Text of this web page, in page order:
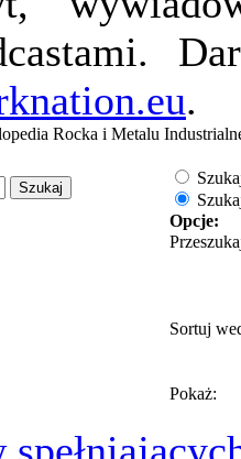
.
Rocka i Metalu
Opcje:
Sortuj
Pokaż: